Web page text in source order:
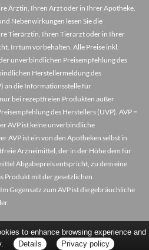
Ärztin, Ihren Arzt oder in Ihrer Apotheke.
Nebenwirkungen lesen Sie die
Tierärztin, Ihren Tierarzt oder in Ihrer
Irrtum vorbehalten. Alle Preise inkl.
unverbindlichen Preisempfehlung des
Herstellermeldung des
an die Informationsstelle für
bei rezeptfreien Produkten außer
des Herstellers (UVP). AVP =
AVP ist keine unverbindliche
AVP ist ein von den Apotheken selbst in
Arzneimittel, der in der Höhe dem für
Abgabepreis entspricht, zu dem eine
Produkt mit der gesetzlichen
Gegensatz zum AVP ist die gebräuchliche
to enhance browsing experience and
Details Privacy policy